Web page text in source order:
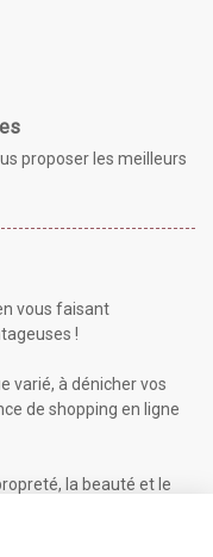
proposer les meilleurs
vous faisant
!
varié, à dénicher vos
de shopping en ligne
la beauté et le